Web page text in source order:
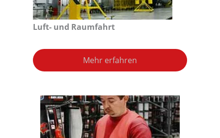
Luft- und Raumfahrt
Mehr erfahren